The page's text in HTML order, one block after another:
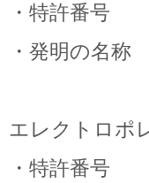
・特許番号
・発明の名称
エレクトロポ
・特許番号